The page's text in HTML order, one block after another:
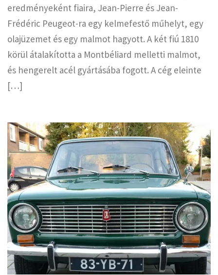
eredményeként fiaira, Jean-Pierre és Jean-
Frédéric Peugeot-ra egy kelmefestő műhelyt, egy
olajüzemet és egy malmot hagyott. A két fiú 1810
körül átalakította a Montbéliard melletti malmot,
és hengerelt acél gyártásába fogott. A cég eleinte
[…]